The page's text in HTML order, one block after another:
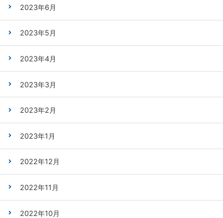
2023年6月
2023年5月
2023年4月
2023年3月
2023年2月
2023年1月
2022年12月
2022年11月
2022年10月